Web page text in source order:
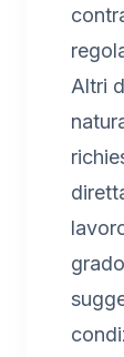
Altri